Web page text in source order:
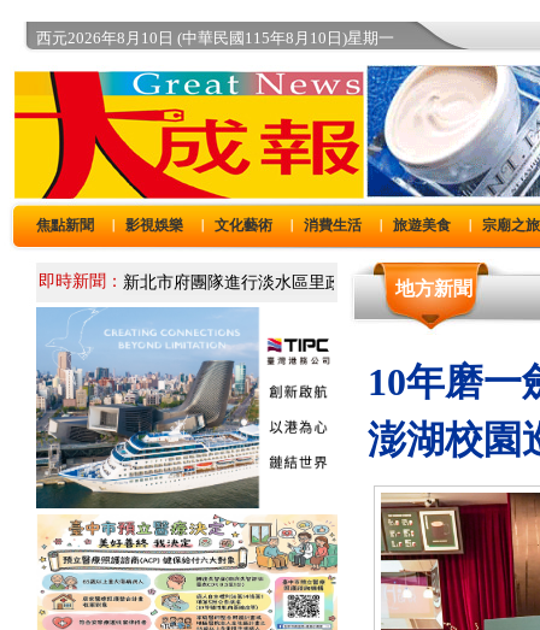
西元2026年8月10日 (中華民國115年8月10日)星期一
焦點新聞 影視娛樂 文化藝術 消費生活 旅遊美食 宗廟之旅
即時新聞： 地方新聞
10年磨一
澎湖校園